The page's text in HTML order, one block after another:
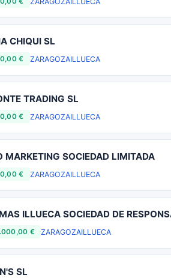
CHIQUI SL
€ ZARAGOZAILLUECA
TRADING SL
€ ZARAGOZAILLUECA
MARKETING SOCIEDAD LIMITADA
€ ZARAGOZAILLUECA
ILLUECA SOCIEDAD DE
€ ZARAGOZAILLUECA
SL